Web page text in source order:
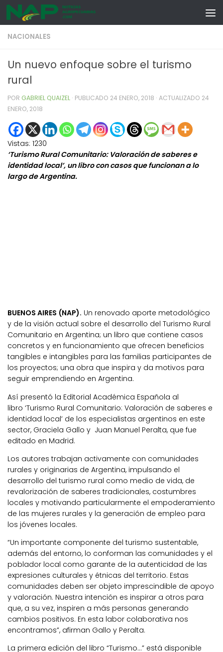
Skip to content
NACIONALES
Un nuevo enfoque sobre el turismo
rural
POR GABRIEL QUAIZEL · PUBLICADO 24 ENERO, 2018 · ACTUALIZADO 24
ENERO, 2018
Vistas: 1230
‘Turismo Rural Comunitario: Valoración de saberes e
identidad local’, un libro con casos que funcionan a lo
largo de Argentina.
BUENOS AIRES (NAP). Un renovado aporte metodológico
y de la visión actual sobre el desarrollo del Turismo Rural
Comunitario en Argentina; un libro que contiene casos
concretos y en funcionamiento que ofrecen beneficios
tangibles e intangibles para las familias participantes de
los proyectos; una obra que inspira y da motivos para
seguir emprendiendo en Argentina.
Así presentó la Editorial Académica Española al
libro ‘Turismo Rural Comunitario: Valoración de saberes e
identidad local’ de los especialistas argentinos en este
sector, Graciela Gallo y Juan Manuel Peralta, que fue
editado en Madrid.
Los autores trabajan activamente con comunidades
rurales y originarias de Argentina, impulsando el
desarrollo del turismo rural como medio de vida, de
revalorización de saberes tradicionales, costumbres
locales y motivando particularmente el empoderamiento
de las mujeres rurales y la generación de empleo para
los jóvenes locales.
“Un importante componente del turismo sustentable,
además del entorno, lo conforman las comunidades y el
poblador local como garante de la autenticidad de las
expresiones culturales y étnicas del territorio. Estas
comunidades deben ser objeto imprescindible de apoyo
y valoración. Nuestra intención es inspirar a otros para
que, a su vez, inspiren a más personas generando
cambios positivos. En esta labor colaborativa nos
encontramos”, afirman Gallo y Peralta.
La primera edición del libro “Turismo…” está disponible